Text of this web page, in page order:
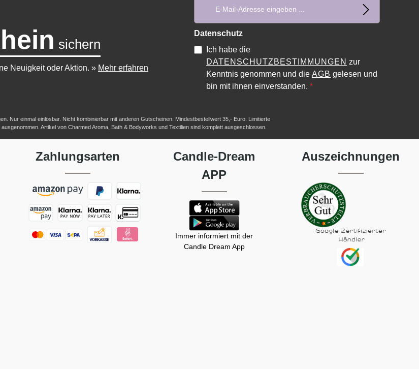
sichern
Neuigkeit oder Aktion. » Mehr erfahren
Datenschutz
Ich habe die
DATENSCHUTZBESTIMMUNGEN zur
Kenntnis genommen und die AGB gelesen und
bin mit ihnen einverstanden. *
Nur einmal einlösbar. Nicht kombinierbar mit anderen Gutscheinen. Mindestbestellwert 35,- Euro. Limitierte
Artikel von Charmed Aroma, Bath & Bodyworks und Textilien sind komplett ausgeschlossen.
Zahlungsarten
Candle-Dream
APP
Immer informiert mit der
Candle Dream App
Auszeichnungen